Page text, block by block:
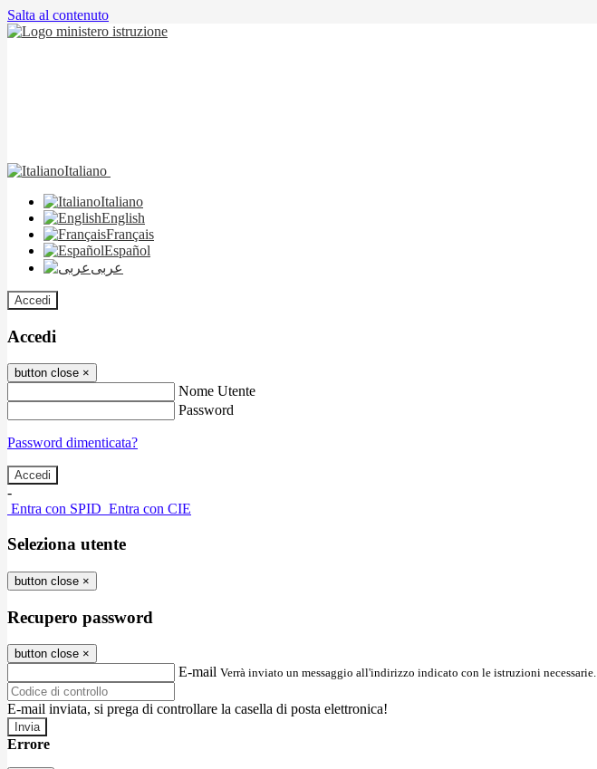
Salta al contenuto
Italiano
Italiano
English
Français
Español
عربى
Accedi
Accedi
button close ×
Nome Utente
Password
Password dimenticata?
-
Entra con SPID Entra con CIE
Seleziona utente
button close ×
Recupero password
button close ×
E-mail Verrà inviato un messaggio all'indirizzo indicato con le istruzioni necessarie.
E-mail inviata, si prega di controllare la casella di posta elettronica!
Errore